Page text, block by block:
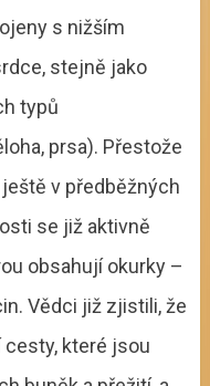
s nižším
stejně jako
typů
prsa). Přestože
v předběžných
se již aktivně
obsahují okurky –
Vědci již zjistili, že
cesty, které jsou